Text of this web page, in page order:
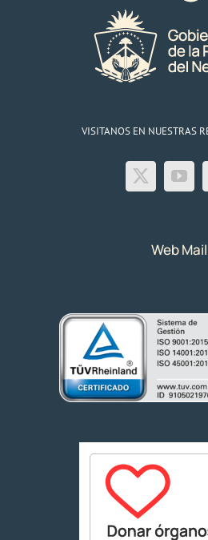
VISITANOS EN NUESTRAS
Web Mail